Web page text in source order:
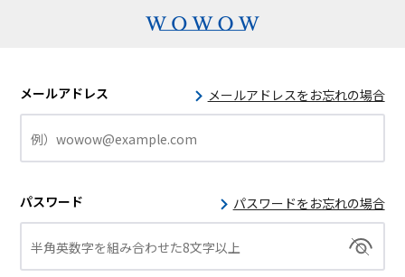
メールアドレス メールアドレスをお忘れの場合
パスワード パスワードをお忘れの場合